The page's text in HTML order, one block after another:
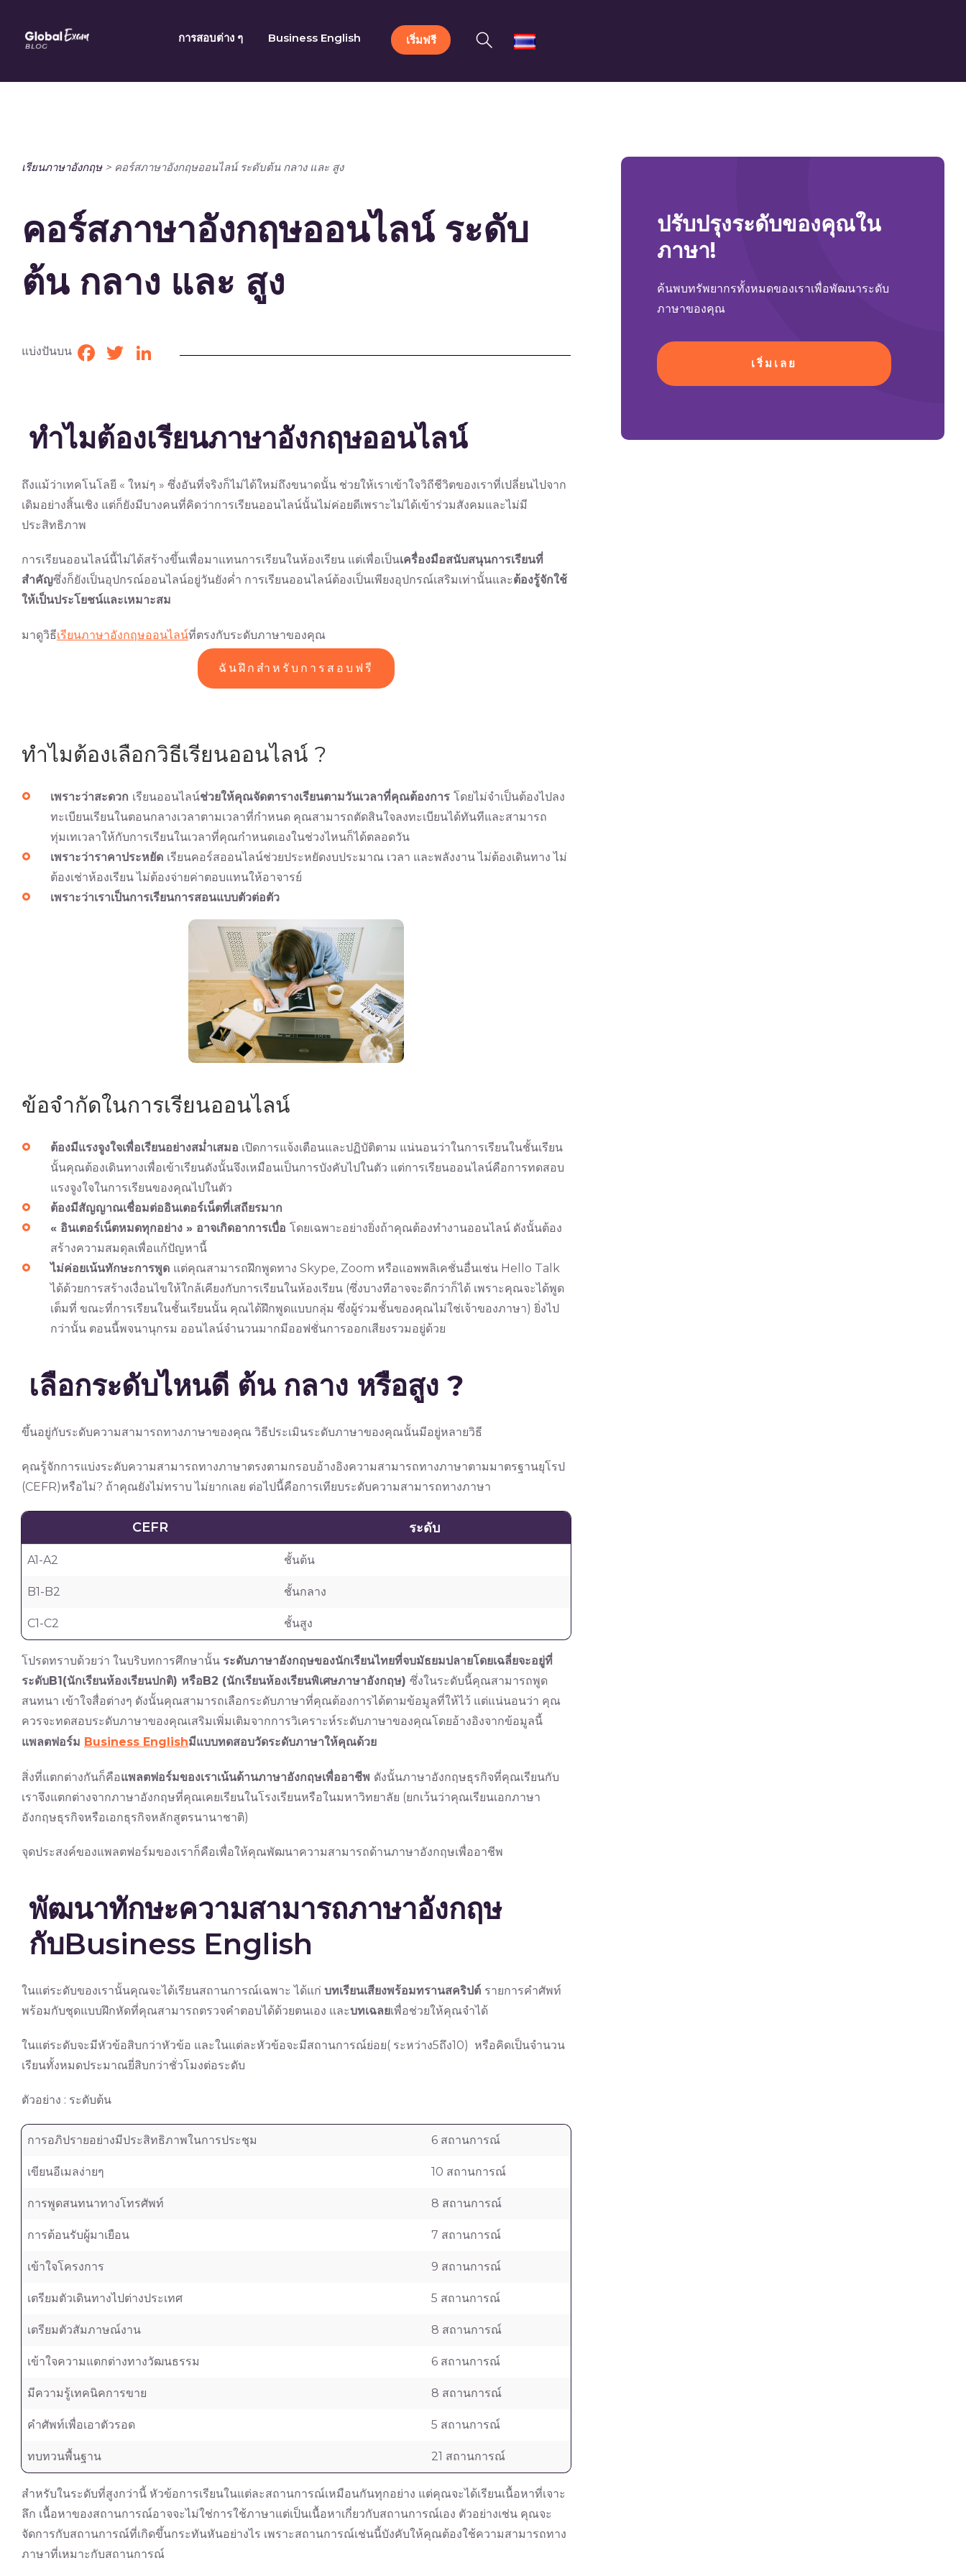
content
การสอบต่าง ๆ Business English เริ่มฟรี
เรียนภาษาอังกฤษ> คอร์สภาษาอังกฤษออนไลน์ ระดับต้น กลาง และ สูง
คอร์สภาษาอังกฤษออนไลน์ ระดับ
ต้น กลาง และ สูง
แบ่งปันบน Facebook
TwitterLinkedIn
ทำไมต้องเรียนภาษาอังกฤษออนไลน์
ถึงแม้ว่าเทคโนโลยี « ใหม่ๆ » ซึ่งอันที่จริงก็ไม่ได้ใหม่ถึงขนาดนั้น ช่วยให้เราเข้าใจวิถีชีวิตของเราที่เปลี่ยนไปจาก
เดิมอย่างสิ้นเชิง แต่ก็ยังมีบางคนที่คิดว่าการเรียนออนไลน์นั้นไม่ค่อยดีเพราะไม่ได้เข้าร่วมสังคมและไม่มี
ประสิทธิภาพ
การเรียนออนไลน์นี้ไม่ได้สร้างขึ้นเพื่อมาแทนการเรียนในห้องเรียน แต่เพื่อเป็นเครื่องมือสนับสนุนการเรียนที่
สำคัญซึ่งก็ยังเป็นอุปกรณ์ออนไลน์อยู่วันยังค่ำ การเรียนออนไลน์ต้องเป็นเพียงอุปกรณ์เสริมเท่านั้นและต้องรู้จักใช้
ให้เป็นประโยชน์และเหมาะสม
มาดูวิธีเรียนภาษาอังกฤษออนไลน์ที่ตรงกับระดับภาษาของคุณ
ฉันฝึกสำหรับการสอบฟรี
ทำไมต้องเลือกวิธีเรียนออนไลน์ ?
เพราะว่าสะดวก เรียนออนไลน์ช่วยให้คุณจัดตารางเรียนตามวันเวลาที่คุณต้องการ โดยไม่จำเป็นต้องไปลง
ทะเบียนเรียนในตอนกลางเวลาตามเวลาที่กำหนด คุณสามารถตัดสินใจลงทะเบียนได้ทันทีและสามารถ
ทุ่มเทเวลาให้กับการเรียนในเวลาที่คุณกำหนดเองในช่วงไหนก็ได้ตลอดวัน
เพราะว่าราคาประหยัด เรียนคอร์สออนไลน์ช่วยประหยัดงบประมาณ เวลา และพลังงาน ไม่ต้องเดินทาง ไม่
ต้องเช่าห้องเรียน ไม่ต้องจ่ายค่าตอบแทนให้อาจารย์
เพราะว่าเราเป็นการเรียนการสอนแบบตัวต่อตัว
ข้อจำกัดในการเรียนออนไลน์
ต้องมีแรงจูงใจเพื่อเรียนอย่างสม่ำเสมอ เปิดการแจ้งเตือนและปฏิบัติตาม แน่นอนว่าในการเรียนในชั้นเรียน
นั้นคุณต้องเดินทางเพื่อเข้าเรียนดังนั้นจึงเหมือนเป็นการบังคับไปในตัว แต่การเรียนออนไลน์คือการทดสอบ
แรงจูงใจในการเรียนของคุณไปในตัว
ต้องมีสัญญาณเชื่อมต่ออินเตอร์เน็ตที่เสถียรมาก
« อินเตอร์เน็ตหมดทุกอย่าง » อาจเกิดอาการเบื่อ โดยเฉพาะอย่างยิ่งถ้าคุณต้องทำงานออนไลน์ ดังนั้นต้อง
สร้างความสมดุลเพื่อแก้ปัญหานี้
ไม่ค่อยเน้นทักษะการพูด แต่คุณสามารถฝึกพูดทาง Skype, Zoom หรือแอพพลิเคชั่นอื่นเช่น Hello Talk
ได้ด้วยการสร้างเงื่อนไขให้ใกล้เคียงกับการเรียนในห้องเรียน (ซึ่งบางทีอาจจะดีกว่าก็ได้ เพราะคุณจะได้พูด
เต็มที่ ขณะที่การเรียนในชั้นเรียนนั้น คุณได้ฝึกพูดแบบกลุ่ม ซึ่งผู้ร่วมชั้นของคุณไม่ใช่เจ้าของภาษา) ยิ่งไป
กว่านั้น ตอนนี้พจนานุกรม ออนไลน์จำนวนมากมีออฟชั่นการออกเสียงรวมอยู่ด้วย
เลือกระดับไหนดี ต้น กลาง หรือสูง ?
ขึ้นอยู่กับระดับความสามารถทางภาษาของคุณ วิธีประเมินระดับภาษาของคุณนั้นมีอยู่หลายวิธี
คุณรู้จักการแบ่งระดับความสามารถทางภาษาตรงตามกรอบอ้างอิงความสามารถทางภาษาตามมาตรฐานยุโรป
(CEFR)หรือไม่? ถ้าคุณยังไม่ทราบ ไม่ยากเลย ต่อไปนี้คือการเทียบระดับความสามารถทางภาษา
CEFR ระดับ
A1-A2 ชั้นต้น
B1-B2 ชั้นกลาง
C1-C2 ชั้นสูง
โปรดทราบด้วยว่า ในบริบทการศึกษานั้น ระดับภาษาอังกฤษของนักเรียนไทยที่จบมัธยมปลายโดยเฉลี่ยจะอยู่ที่
ระดับB1(นักเรียนห้องเรียนปกติ) หรือB2 (นักเรียนห้องเรียนพิเศษภาษาอังกฤษ) ซึ่งในระดับนี้คุณสามารถพูด
สนทนา เข้าใจสื่อต่างๆ ดังนั้นคุณสามารถเลือกระดับภาษาที่คุณต้องการได้ตามข้อมูลที่ให้ไว้ แต่แน่นอนว่า คุณ
ควรจะทดสอบระดับภาษาของคุณเสริมเพิ่มเติมจากการวิเคราะห์ระดับภาษาของคุณโดยอ้างอิงจากข้อมูลนี้
แพลตฟอร์ม Business Englishมีแบบทดสอบวัดระดับภาษาให้คุณด้วย
สิ่งที่แตกต่างกันก็คือแพลตฟอร์มของเราเน้นด้านภาษาอังกฤษเพื่ออาชีพ ดังนั้นภาษาอังกฤษธุรกิจที่คุณเรียนกับ
เราจึงแตกต่างจากภาษาอังกฤษที่คุณเคยเรียนในโรงเรียนหรือในมหาวิทยาลัย (ยกเว้นว่าคุณเรียนเอกภาษา
อังกฤษธุรกิจหรือเอกธุรกิจหลักสูตรนานาชาติ)
จุดประสงค์ของแพลตฟอร์มของเราก็คือเพื่อให้คุณพัฒนาความสามารถด้านภาษาอังกฤษเพื่ออาชีพ
พัฒนาทักษะความสามารถภาษาอังกฤษ
กับBusiness English
ในแต่ระดับของเรานั้นคุณจะได้เรียนสถานการณ์เฉพาะ ได้แก่ บทเรียนเสียงพร้อมทรานสคริปต์ รายการคำศัพท์
พร้อมกับชุดแบบฝึกหัดที่คุณสามารถตรวจคำตอบได้ด้วยตนเอง และบทเฉลยเพื่อช่วยให้คุณจำได้
ในแต่ระดับจะมีหัวข้อสิบกว่าหัวข้อ และในแต่ละหัวข้อจะมีสถานการณ์ย่อย( ระหว่าง5ถึง10) หรือคิดเป็นจำนวน
เรียนทั้งหมดประมาณยี่สิบกว่าชั่วโมงต่อระดับ
ตัวอย่าง : ระดับต้น
การอภิปรายอย่างมีประสิทธิภาพในการประชุม 6 สถานการณ์
เขียนอีเมลง่ายๆ 10 สถานการณ์
การพูดสนทนาทางโทรศัพท์ 8 สถานการณ์
การต้อนรับผู้มาเยือน 7 สถานการณ์
เข้าใจโครงการ 9 สถานการณ์
เตรียมตัวเดินทางไปต่างประเทศ 5 สถานการณ์
เตรียมตัวสัมภาษณ์งาน 8 สถานการณ์
เข้าใจความแตกต่างทางวัฒนธรรม 6 สถานการณ์
มีความรู้เทคนิคการขาย 8 สถานการณ์
คำศัพท์เพื่อเอาตัวรอด 5 สถานการณ์
ทบทวนพื้นฐาน 21 สถานการณ์
สำหรับในระดับที่สูงกว่านี้ หัวข้อการเรียนในแต่ละสถานการณ์เหมือนกันทุกอย่าง แต่คุณจะได้เรียนเนื้อหาที่เจาะ
ลึก เนื้อหาของสถานการณ์อาจจะไม่ใช่การใช้ภาษาแต่เป็นเนื้อหาเกี่ยวกับสถานการณ์เอง ตัวอย่างเช่น คุณจะ
จัดการกับสถานการณ์ที่เกิดขึ้นกระทันหันอย่างไร เพราะสถานการณ์เช่นนี้บังคับให้คุณต้องใช้ความสามารถทาง
ภาษาที่เหมาะกับสถานการณ์
ปรับปรุงระดับของคุณใน
ภาษา!
ค้นพบทรัพยากรทั้งหมดของเราเพื่อพัฒนาระดับ
ภาษาของคุณ
เริ่มเลย